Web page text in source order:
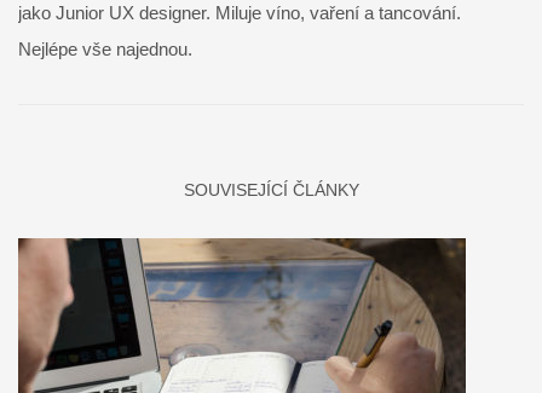
jako Junior UX designer. Miluje víno, vaření a tancování.
Nejlépe vše najednou.
SOUVISEJÍCÍ ČLÁNKY